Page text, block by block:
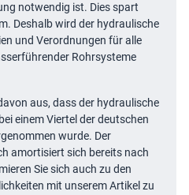
notwendig ist. Dies spart
Deshalb wird der hydraulische
und Verordnungen für alle
Rohrsysteme
aus, dass der hydraulische
einem Viertel der deutschen
wurde. Der
amortisiert sich bereits nach
Sie sich auch zu den
mit unserem Artikel zu